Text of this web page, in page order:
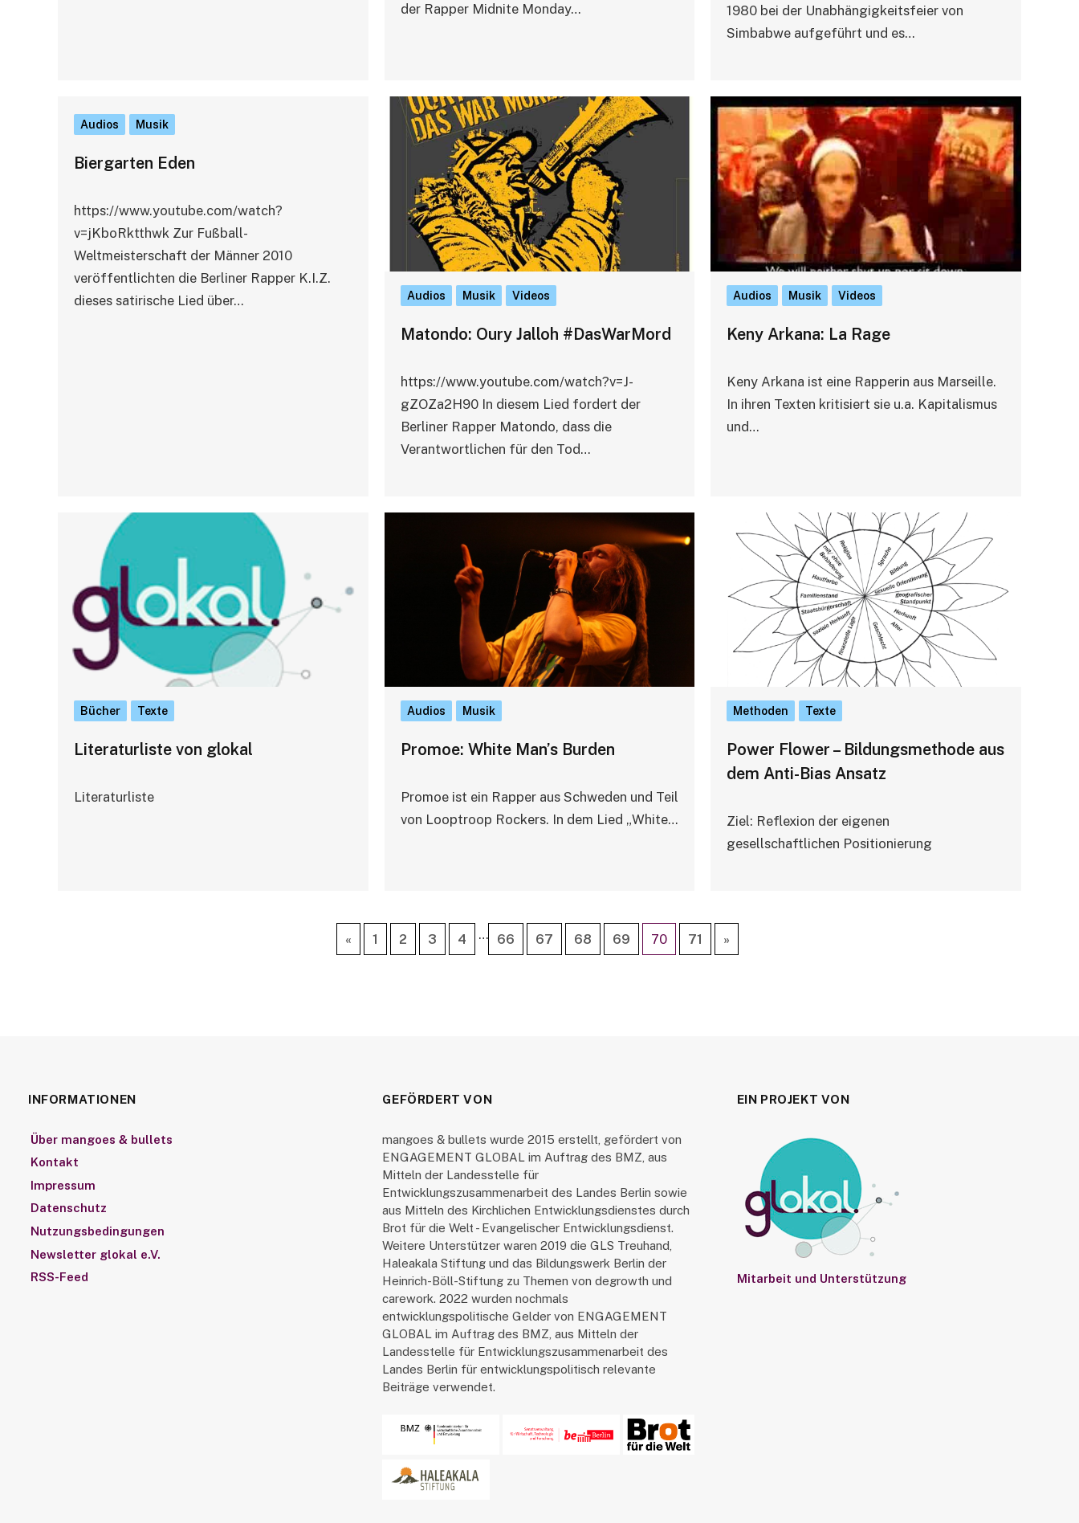
der Rapper Midnite Monday…
1980 bei der Unabhängigkeitsfeier von
Simbabwe aufgeführt und es…
Audios Musik
Biergarten Eden
https://www.youtube.com/watch?
v=jKboRktthwk Zur Fußball-
Weltmeisterschaft der Männer 2010
veröffentlichten die Berliner Rapper K.I.Z.
dieses satirische Lied über…
Audios Musik Videos
Matondo: Oury Jalloh #DasWarMord
https://www.youtube.com/watch?v=J-
gZOZa2H90 In diesem Lied fordert der
Berliner Rapper Matondo, dass die
Verantwortlichen für den Tod…
Audios Musik Videos
Keny Arkana: La Rage
Keny Arkana ist eine Rapperin aus Marseille.
In ihren Texten kritisiert sie u.a. Kapitalismus
und…
Bücher Texte
Literaturliste von glokal
Literaturliste
Audios Musik
Promoe: White Man’s Burden
Promoe ist ein Rapper aus Schweden und Teil
von Looptroop Rockers. In dem Lied „White…
Methoden Texte
Power Flower – Bildungsmethode aus
dem Anti-Bias Ansatz
Ziel: Reflexion der eigenen
gesellschaftlichen Positionierung
« 1 2 3 4 … 66 67 68 69 70 71 »
INFORMATIONEN
Über mangoes & bullets
Kontakt
Impressum
Datenschutz
Nutzungsbedingungen
Newsletter glokal e.V.
RSS-Feed
GEFÖRDERT VON
mangoes & bullets wurde 2015 erstellt, gefördert von
ENGAGEMENT GLOBAL im Auftrag des BMZ, aus
Mitteln der Landesstelle für
Entwicklungszusammenarbeit des Landes Berlin sowie
aus Mitteln des Kirchlichen Entwicklungsdienstes durch
Brot für die Welt - Evangelischer Entwicklungsdienst.
Weitere Unterstützer waren 2019 die GLS Treuhand,
Haleakala Stiftung und das Bildungswerk Berlin der
Heinrich-Böll-Stiftung zu Themen von degrowth und
carework. 2022 wurden nochmals
entwicklungspolitische Gelder von ENGAGEMENT
GLOBAL im Auftrag des BMZ, aus Mitteln der
Landesstelle für Entwicklungszusammenarbeit des
Landes Berlin für entwicklungspolitisch relevante
Beiträge verwendet.
EIN PROJEKT VON
Mitarbeit und Unterstützung